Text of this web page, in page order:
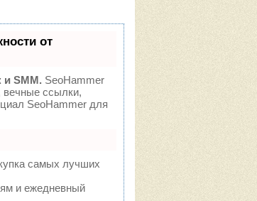
от
и SMM. SeoHammer
вечные ссылки,
SeoHammer для
самых лучших
и ежедневный